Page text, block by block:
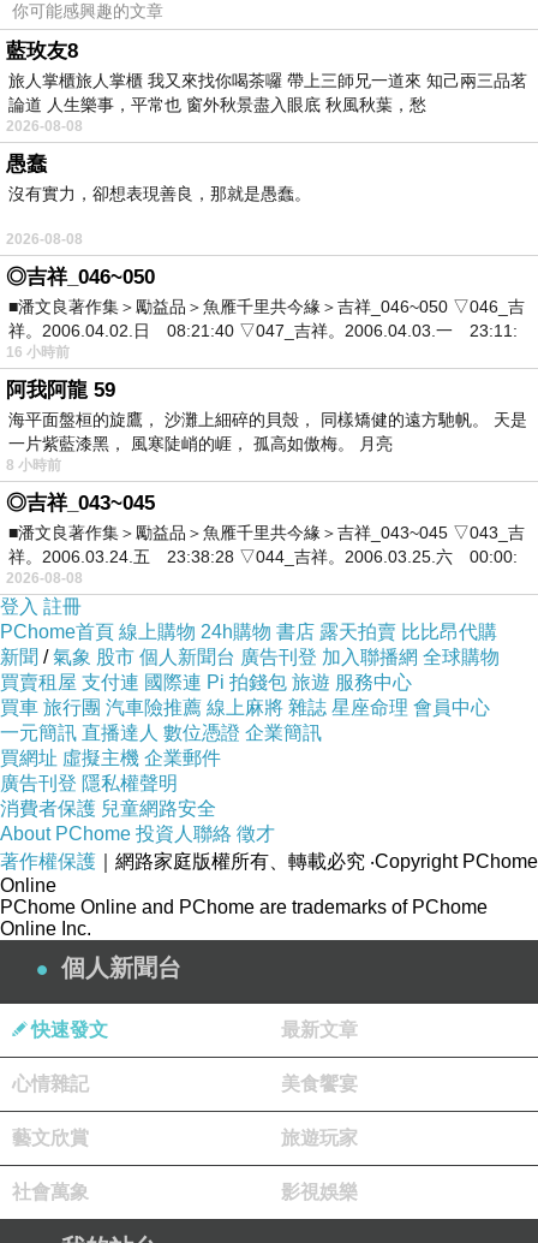
傷心的歌唱到這裡 還有誰會記得
心都碎了誰會快樂痛的太深刻
愛過的人分分合合 傷了無法癒合
我們的故事 不該不捨得 我會永遠祝你快樂
傷心的歌唱到這裡 還有誰會記得
心都碎了 誰會快樂 痛的太深刻
愛過的人分分合合 傷了無法癒合
我們的故事 不該不捨得 我會永遠祝你快樂
我會永遠祝你快樂
你可能感興趣的文章
藍玫友8
旅人掌櫃旅人掌櫃 我又來找你喝茶囉 帶上三師兄一道來 知己兩三品茗
論道 人生樂事，平常也 窗外秋景盡入眼底 秋風秋葉，愁
2026-08-08
愚蠢
沒有實力，卻想表現善良，那就是愚蠢。
2026-08-08
◎吉祥_046~050
■潘文良著作集＞勵益品＞魚雁千里共今緣＞吉祥_046~050 ▽046_吉
祥。2006.04.02.日 08:21:40 ▽047_吉祥。2006.04.03.一 23:11:
16 小時前
阿我阿龍 59
海平面盤桓的旋鷹， 沙灘上細碎的貝殼， 同樣矯健的遠方馳帆。 天是
一片紫藍漆黑， 風寒陡峭的崕， 孤高如傲梅。 月亮
8 小時前
◎吉祥_043~045
■潘文良著作集＞勵益品＞魚雁千里共今緣＞吉祥_043~045 ▽043_吉
祥。2006.03.24.五 23:38:28 ▽044_吉祥。2006.03.25.六 00:00:
2026-08-08
登入 註冊
PChome首頁 線上購物 24h購物 書店 露天拍賣 比比昂代購
新聞 /氣象 股市 個人新聞台 廣告刊登 加入聯播網 全球購物
買賣租屋 支付連 國際連 Pi 拍錢包 旅遊 服務中心
買車 旅行團 汽車險推薦 線上麻將 雜誌 星座命理 會員中心
一元簡訊 直播達人 數位憑證 企業簡訊
買網址 虛擬主機 企業郵件
廣告刊登 隱私權聲明
消費者保護 兒童網路安全
About PChome 投資人聯絡 徵才
著作權保護 ｜網路家庭版權所有、轉載必究 ‧Copyright PChome
Online
PChome Online and PChome are trademarks of PChome
Online Inc.
個人新聞台
快速發文 最新文章
心情雜記 美食饗宴
藝文欣賞 旅遊玩家
社會萬象 影視娛樂